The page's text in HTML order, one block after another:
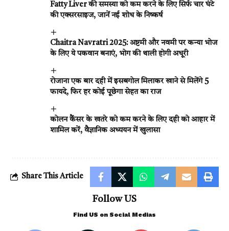
Fatty Liver की समस्या को कम करने के लिए सिर्फ चार घंटे
की एक्सरसाइज, जानें नई शोध के निष्कर्ष
Chaitra Navratri 2025: अष्टमी और नवमी पर कन्या भोज
के लिए ये पकवान बनाएं, भोग की थाली होगी अधूरी
रोजाना एक बार दही में इसबगोल मिलाकर खाने से मिलेंगे 5
फायदे, फिर हर कोई पूछेगा सेहत का राज
कोलन कैंसर के खतरे को कम करने के लिए दही को आहार में
शामिल करें, वैज्ञानिक अध्ययन में खुलासा
Share This Article
Follow US
Find US on Social Medias